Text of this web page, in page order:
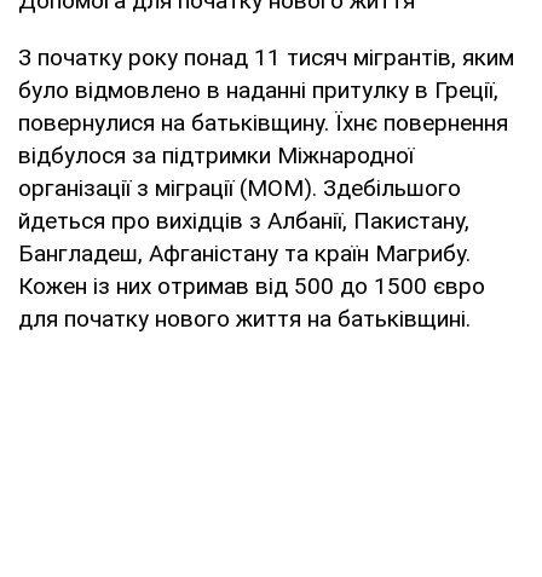
З початку року понад 11 тисяч мігрантів, яким
було відмовлено в наданні притулку в Греції,
повернулися на батьківщину. Їхнє повернення
відбулося за підтримки Міжнародної
організації з міграції (МОМ). Здебільшого
йдеться про вихідців з Албанії, Пакистану,
Бангладеш, Афганістану та країн Магрибу.
Кожен із них отримав від 500 до 1500 євро
для початку нового життя на батьківщині.